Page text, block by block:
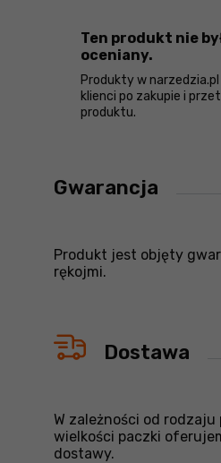
Ten produkt nie
oceniany.
Produkty w
klienci po zakupie i
produktu.
Gwarancja
Produkt jest objęty
rękojmi.
Dostawa
W zależności od
wielkości paczki
dostawy.